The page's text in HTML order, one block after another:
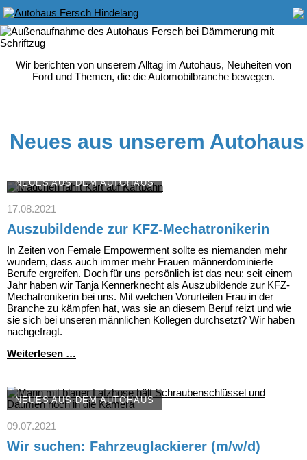
Wir berichten von unserem Alltag im Autohaus, Neuheiten von
Ford und Themen, die die Automobilbranche bewegen.
Neues aus unserem Autohaus
NEUES AUS DEM AUTOHAUS
17.08.2021
Auszubildende zur KFZ-Mechatronikerin
In Zeiten von Female Empowerment sollte es niemanden mehr
wundern, dass auch immer mehr Frauen männerdominierte
Berufe ergreifen. Doch für uns persönlich ist das neu: seit einem
Jahr haben wir Tanja Kennerknecht als Auszubildende zur KFZ-
Mechatronikerin bei uns. Mit welchen Vorurteilen Frau in der
Branche zu kämpfen hat, was sie an diesem Beruf reizt und wie
sie sich bei unseren männlichen Kollegen durchsetzt? Wir haben
nachgefragt.
Weiterlesen …
Mechatronikerin
NEUES AUS DEM AUTOHAUS
09.07.2021
Wir suchen: Fahrzeuglackierer (m/w/d)